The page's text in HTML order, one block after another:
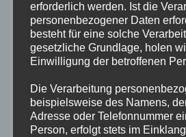
Name*
Website
erforderlich werden. Ist die
personenbezogener Daten
besteht für eine solche
gesetzliche Grundlage, holen
Einwilligung der betroffenen
Die Verarbeitung
beispielsweise des Namens,
Adresse oder Telefonnummer
Person, erfolgt stets im